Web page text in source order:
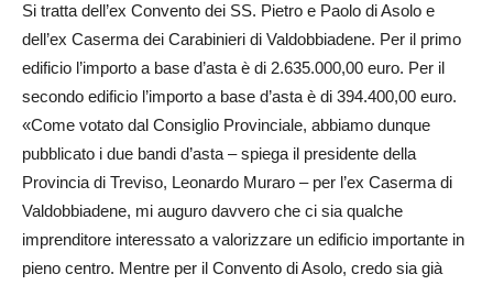
Si tratta dell’ex Convento dei SS. Pietro e Paolo di Asolo e
dell’ex Caserma dei Carabinieri di Valdobbiadene. Per il primo
edificio l’importo a base d’asta è di 2.635.000,00 euro. Per il
secondo edificio l’importo a base d’asta è di 394.400,00 euro.
«Come votato dal Consiglio Provinciale, abbiamo dunque
pubblicato i due bandi d’asta – spiega il presidente della
Provincia di Treviso, Leonardo Muraro – per l’ex Caserma di
Valdobbiadene, mi auguro davvero che ci sia qualche
imprenditore interessato a valorizzare un edificio importante in
pieno centro. Mentre per il Convento di Asolo, credo sia già